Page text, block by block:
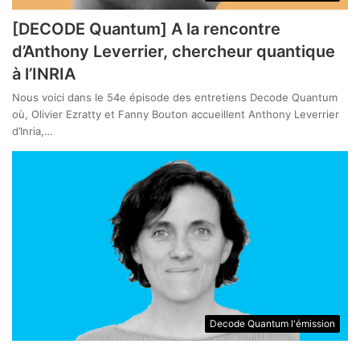
[DECODE Quantum] A la rencontre
d’Anthony Leverrier, chercheur quantique
à l’INRIA
Nous voici dans le 54e épisode des entretiens Decode Quantum
où, Olivier Ezratty et Fanny Bouton accueillent Anthony Leverrier
d’Inria,…
Decode Quantum l'émission